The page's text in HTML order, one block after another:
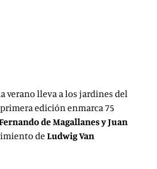
verano lleva a los jardines del
edición enmarca 75
de Magallanes y Juan
deLudwig Van